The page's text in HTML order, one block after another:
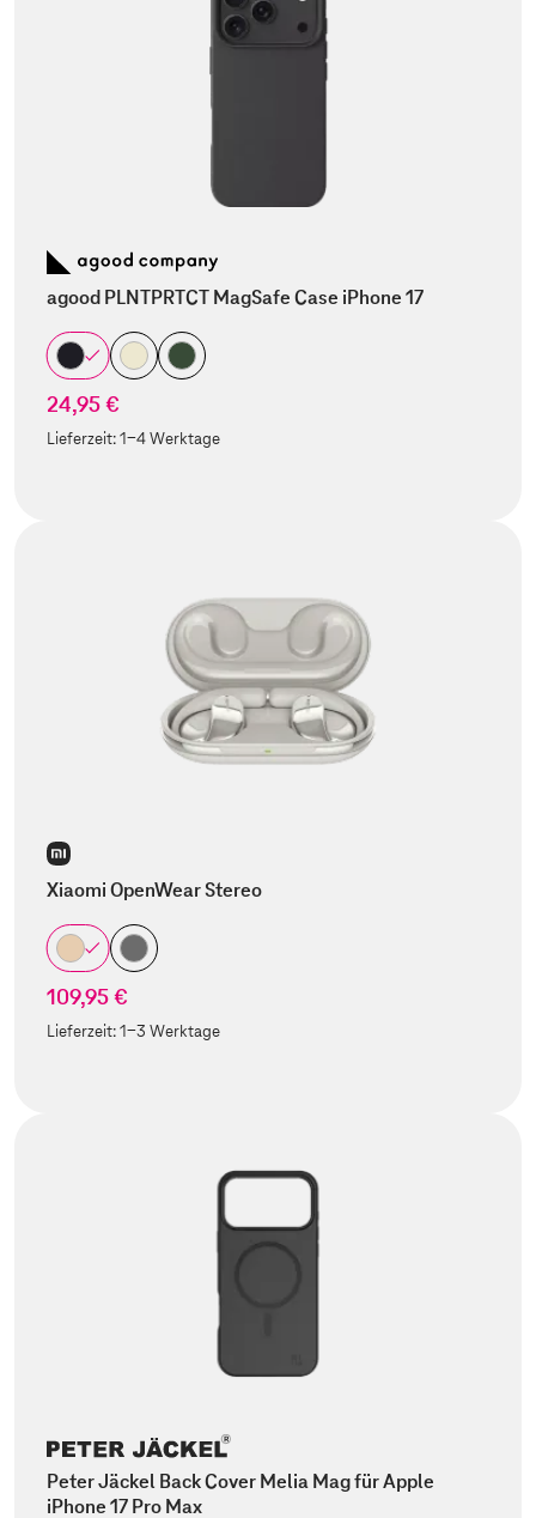
agood PLNTPRTCT MagSafe Case iPhone 17
24,95 €
Lieferzeit:1-4 Werktage
Xiaomi OpenWear Stereo
109,95 €
Lieferzeit:1-3 Werktage
Peter Jäckel Back Cover Melia Mag für Apple
iPhone 17 Pro Max